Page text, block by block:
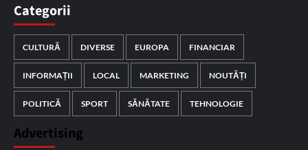
Categorii
CULTURĂ DIVERSE EUROPA FINANCIAR
INFORMAȚII LOCAL MARKETING NOUTĂȚI
POLITICĂ SPORT SĂNĂTATE TEHNOLOGIE
Advertising